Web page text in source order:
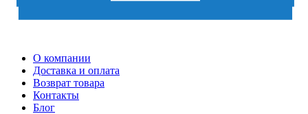
О компании
Доставка и оплата
Возврат товара
Контакты
Блог